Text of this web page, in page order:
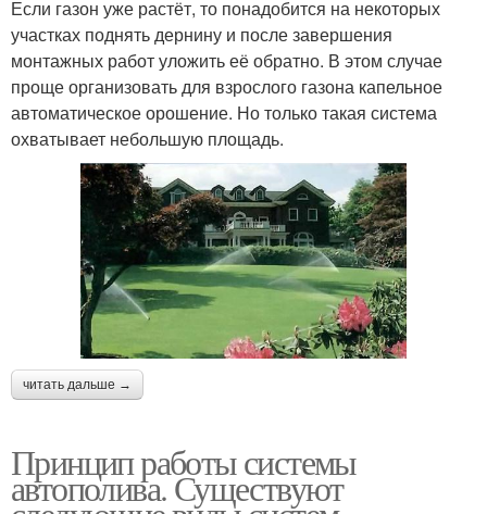
Если газон уже растёт, то понадобится на некоторых
участках поднять дернину и после завершения
монтажных работ уложить её обратно. В этом случае
проще организовать для взрослого газона капельное
автоматическое орошение. Но только такая система
охватывает небольшую площадь.
читать дальше →
Принцип работы системы
автополива. Существуют